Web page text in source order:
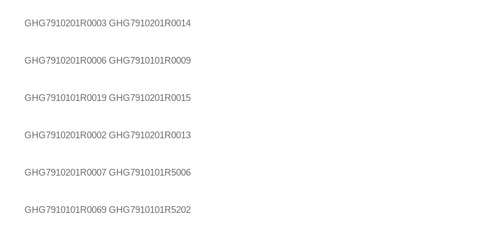
GHG7910201R0003 GHG7910201R0014
GHG7910201R0006 GHG7910101R0009
GHG7910101R0019 GHG7910201R0015
GHG7910201R0002 GHG7910201R0013
GHG7910201R0007 GHG7910101R5006
GHG7910101R0069 GHG7910101R5202